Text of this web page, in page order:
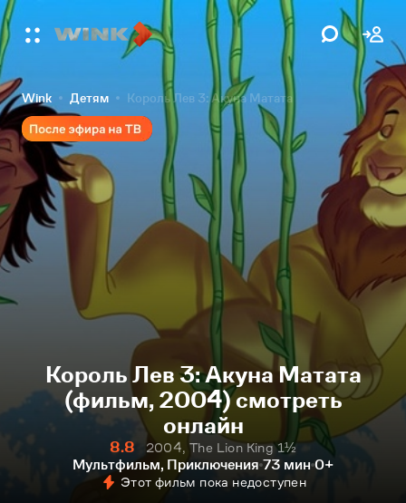
Wink Детям Король Лев 3: Акуна Матата
Король Лев 3: Акуна Матата
(фильм, 2004) смотреть
онлайн
8.8
2004, The Lion King 1½
Мультфильм, Приключения 73 мин 0+
Этот фильм пока недоступен